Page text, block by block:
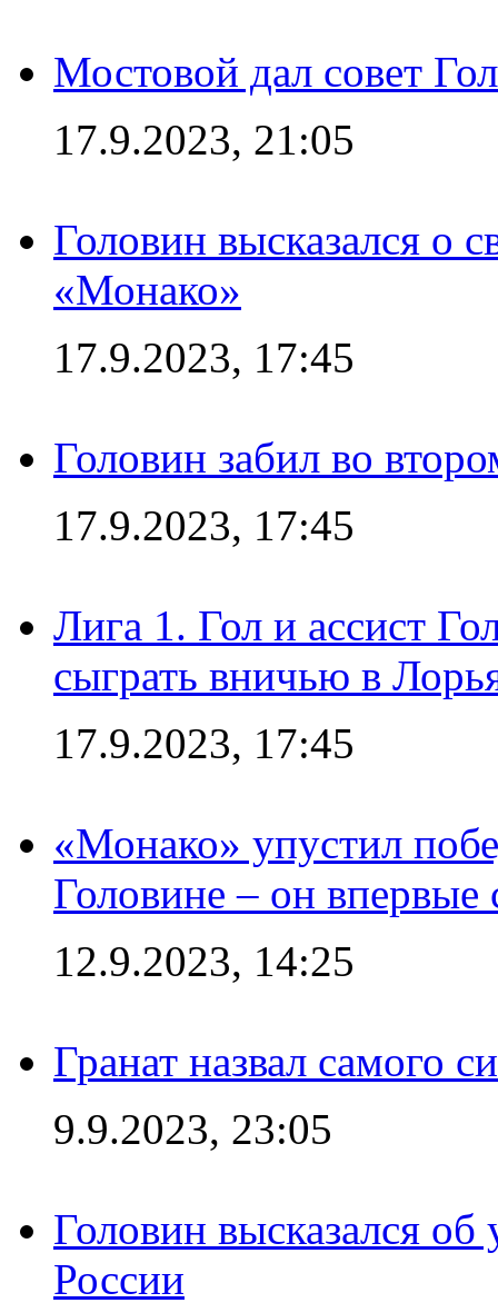
Мостовой дал совет
17.9.2023, 21:05
Головин высказался о
«Монако»
17.9.2023, 17:45
Головин забил во
17.9.2023, 17:45
Лига 1. Гол и ассист
сыграть вничью в
17.9.2023, 17:45
«Монако» упустил
Головине – он впервые
12.9.2023, 14:25
Гранат назвал самого
9.9.2023, 23:05
Головин высказался
России